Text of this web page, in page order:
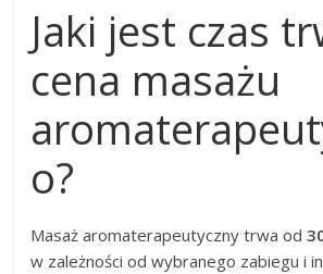
Jaki jest czas
cena masażu
o?
Masaż aromaterapeutyczny trwa od
w zależności od wybranego zabiegu i